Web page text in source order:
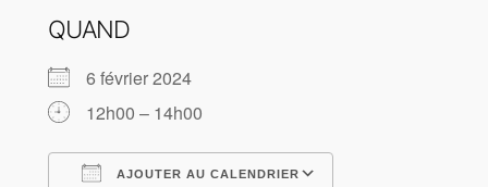
QUAND
6 février 2024
12h00 – 14h00
AJOUTER AU CALENDRIER